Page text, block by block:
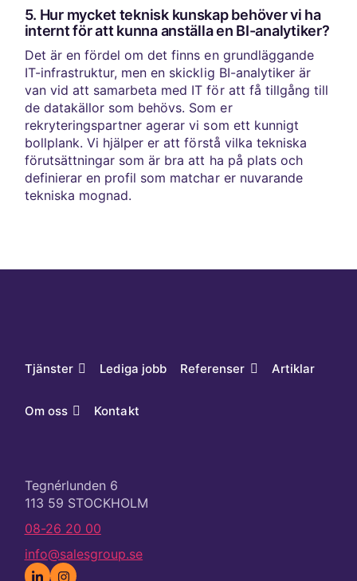
5. Hur mycket teknisk kunskap behöver vi ha
internt för att kunna anställa en BI-analytiker?
Det är en fördel om det finns en grundläggande
IT-infrastruktur, men en skicklig BI-analytiker är
van vid att samarbeta med IT för att få tillgång till
de datakällor som behövs. Som er
rekryteringspartner agerar vi som ett kunnigt
bollplank. Vi hjälper er att förstå vilka tekniska
förutsättningar som är bra att ha på plats och
definierar en profil som matchar er nuvarande
tekniska mognad.
Tjänster Lediga jobb Referenser Artiklar
Om oss Kontakt
Tegnérlunden 6
113 59 STOCKHOLM
08-26 20 00
info@salesgroup.se